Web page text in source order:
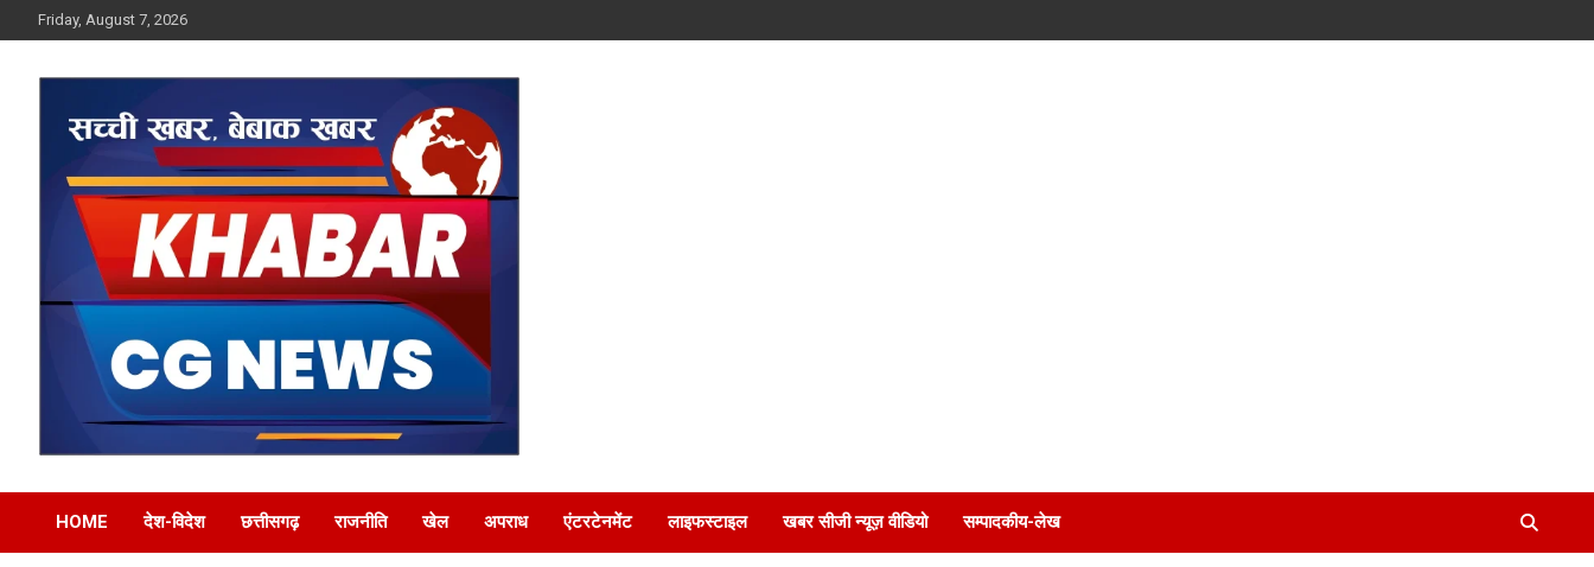
to
Friday, August 7, 2026
Khabar CG News
HOME देश-विदेश छत्तीसगढ़ राजनीति खेल अपराध एंटरटेनमेंट लाइफस्टाइल खबर सीजी न्यूज़ वीडियो सम्पादकीय-लेख